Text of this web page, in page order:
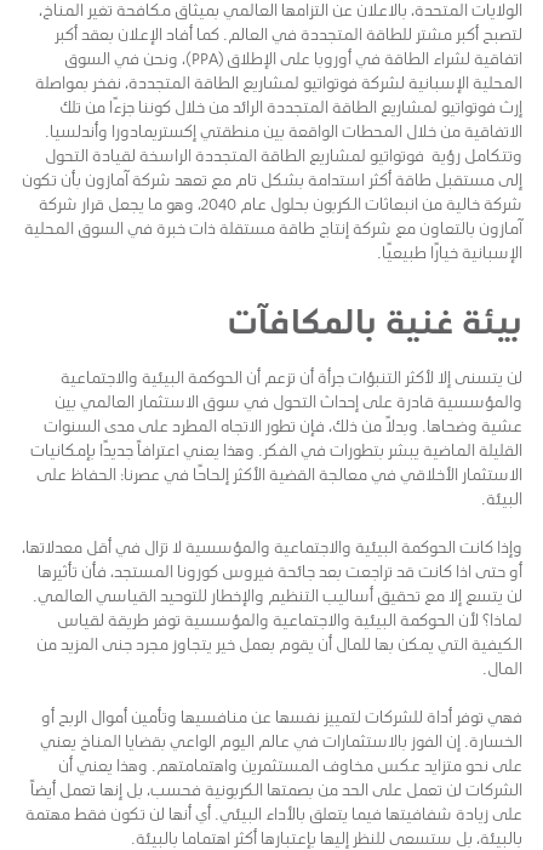
الولايات المتحدة، بالاعلان عن التزامها العالمي بميثاق مكافحة تغير المناخ،
لتصبح أكبر مشتر للطاقة المتجددة في العالم. كما أفاد الإعلان بعقد أكبر
اتفاقية لشراء الطاقة في أوروبا على الإطلاق (PPA)، ونحن في السوق
المحلية الإسبانية لشركة فوتواتيو لمشاريع الطاقة المتجددة، نفخر بمواصلة
إرث فوتواتيو لمشاريع الطاقة المتجددة الرائد من خلال كوننا جزءًا من تلك
الاتفاقية من خلال المحطات الواقعة بين منطقتي إكستريمادورا وأندلسيا.
وتتكامل رؤية فوتواتيو لمشاريع الطاقة المتجددة الراسخة لقيادة التحول
إلى مستقبل طاقة أكثر استدامة بشكل تام مع تعهد شركة آمازون بأن تكون
شركة خالية من انبعاثات الكربون بحلول عام 2040، وهو ما يجعل قرار شركة
آمازون بالتعاون مع شركة إنتاج طاقة مستقلة ذات خبرة في السوق المحلية
الإسبانية خيارًا طبيعيًا.
بيئة غنية بالمكافآت
لن يتسنى إلا لأكثر التنبؤات جرأة أن تزعم أن الحوكمة البيئية والاجتماعية
والمؤسسية قادرة على إحداث التحول في سوق الاستثمار العالمي بين
عشية وضحاها. وبدلاً من ذلك، فإن تطور الاتجاه المطرد على مدى السنوات
القليلة الماضية يبشر بتطورات في الفكر. وهذا يعني اعترافاً جديدًا بإمكانيات
الاستثمار الأخلاقي في معالجة القضية الأكثر إلحاحًا في عصرنا: الحفاظ على
البيئة.
وإذا كانت الحوكمة البيئية والاجتماعية والمؤسسية لا تزال في أقل معدلاتها،
أو حتى اذا كانت قد تراجعت بعد جائحة فيروس كورونا المستجد، فأن تأثيرها
لن يتسع إلا مع تحقيق أساليب التنظيم والإخطار للتوحيد القياسي العالمي.
لماذا؟ لأن الحوكمة البيئية والاجتماعية والمؤسسية توفر طريقة لقياس
الكيفية التي يمكن بها للمال أن يقوم بعمل خير يتجاوز مجرد جنى المزيد من
المال.
فهي توفر أداة للشركات لتمييز نفسها عن منافسيها وتأمين أموال الربح أو
الخسارة. إن الفوز بالاستثمارات في عالم اليوم الواعي بقضايا المناخ يعني
على نحو متزايد عكس مخاوف المستثمرين واهتمامتهم. وهذا يعني أن
الشركات لن تعمل على الحد من بصمتها الكربونية فحسب، بل إنها تعمل أيضاً
على زيادة شفافيتها فيما يتعلق بالأداء البيئي. أي أنها لن تكون فقط مهتمة
بالبيئة، بل ستسعى للنظر إليها بإعتبارها أكثر اهتماما بالبيئة.